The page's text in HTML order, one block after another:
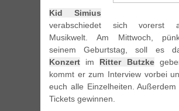
Kid Simius
verabschiedet sich vorerst
Musikwelt. Am Mittwoch,
seinem Geburtstag, soll es
Konzert im Ritter Butzke
kommt er zum Interview vorbei
euch alle Einzelheiten.
Tickets gewinnen.